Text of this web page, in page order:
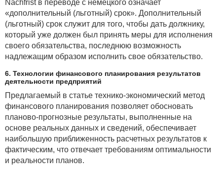
Nachfrist в переводе с немецкого означает
«дополнительный (льготный) срок». Дополнительный
(льготный) срок служит для того, чтобы дать должнику,
который уже должен был принять меры для исполнения
своего обязательства, последнюю возможность
надлежащим образом исполнить свое обязательство.
6. Технологии финансового планирования результатов
деятельности предприятий
Предлагаемый в статье технико-экономический метод
финансового планирования позволяет обосновать
планово-прогнозные результаты, выполненные на
основе реальных данных и сведений, обеспечивает
наибольшую приближенность расчетных результатов к
фактическим, что отвечает требованиям оптимальности
и реальности планов.